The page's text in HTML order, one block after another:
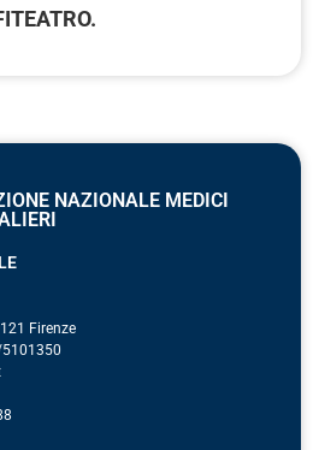
NAZIONALE MEDICI
Firenze